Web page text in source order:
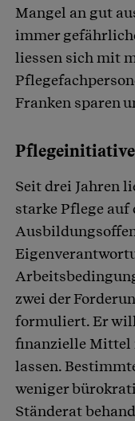
Mangel an gut
immer
liessen sich mit
Franken sparen
Seit drei Jahren
starke Pflege auf
zwei der
formuliert. Er
finanzielle Mittel
lassen.
weniger
Ständerat